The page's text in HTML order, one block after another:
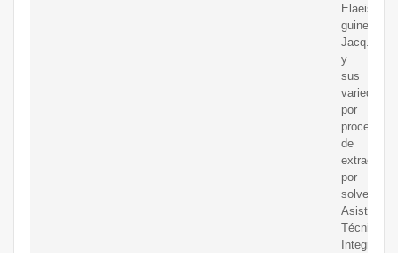
Elaeis
guineensis
Jacq.
y
sus
por
proceso
de
extracción
por
solventes.
Asistencia
Técnica
Integral